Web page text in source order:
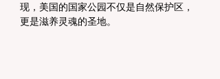
现，美国的国家公园不仅是自然保护区，
更是滋养灵魂的圣地。